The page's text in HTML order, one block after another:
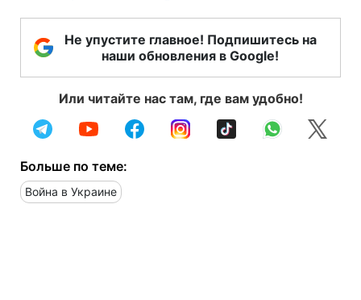
Не упустите главное! Подпишитесь на
наши обновления в Google!
Или читайте нас там, где вам удобно!
Больше по теме:
Война в Украине